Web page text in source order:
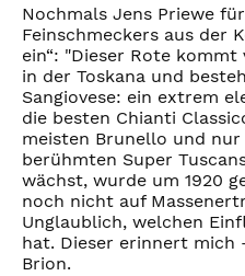
Nochmals Jens Priewe
Feinschmeckers aus der
ein“: "Dieser Rote
in der Toskana und
Sangiovese: ein extrem
die besten Chianti
meisten Brunello und
berühmten Super
wächst, wurde um 1920
noch nicht auf
Unglaublich, welchen
hat. Dieser erinnert mich
Brion.